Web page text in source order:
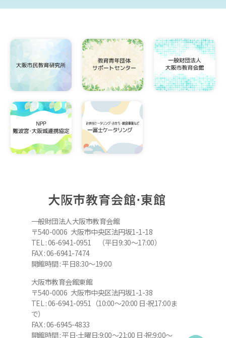
大阪市教育会館⋅東館
一般財団法人大阪市教育会館
〒540-0006 大阪市中央区法円坂1-1-18
TEL : 06-6941-0951 （平日9:30～17:00）
FAX : 06-6941-7474
開館時間 : 平日8:30～19:00
大阪市教育会館東館
〒540-0006 大阪市中央区法円坂1-1-38
TEL : 06-6941-0951（10:00～20:00 日⋅祝17:00ま
で）
FAX : 06-6945-4833
開館時間 : 平日⋅土曜日:9:00～21:00 日⋅祝:9:00～